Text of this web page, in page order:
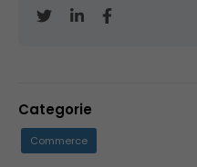
Categorie
Commerce